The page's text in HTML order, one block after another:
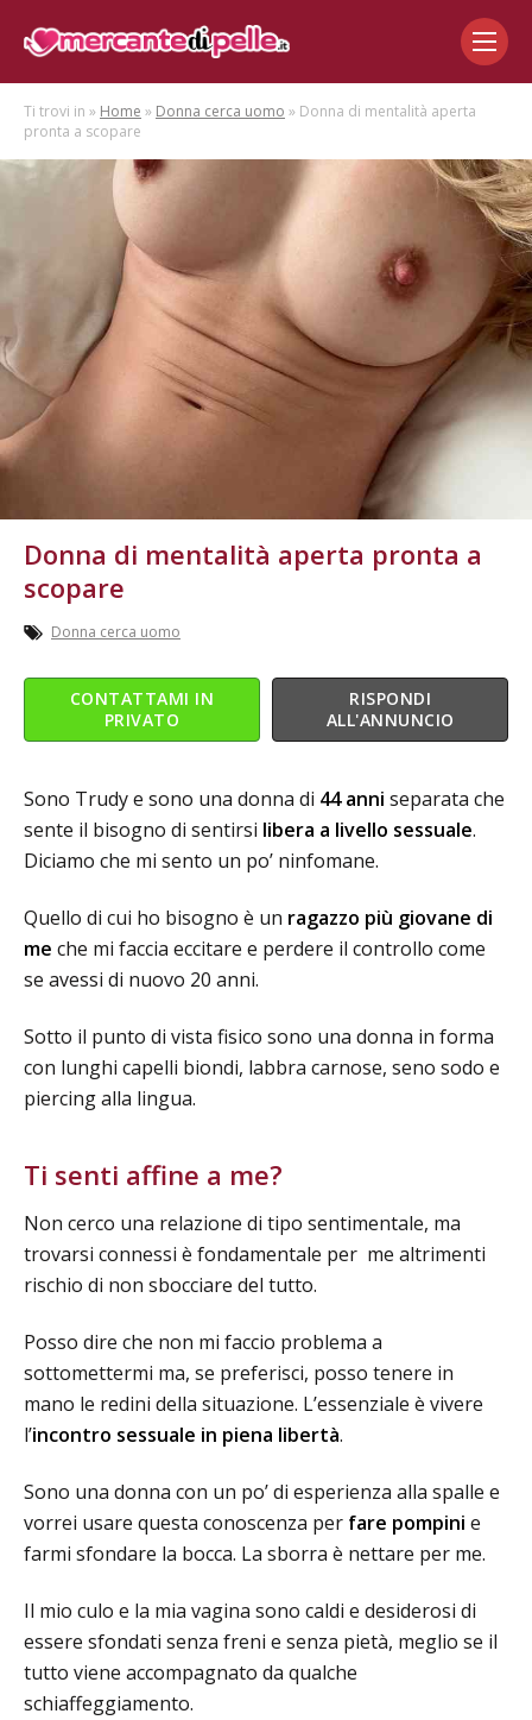
Ti trovi in » Home » Donna cerca uomo » Donna di mentalità aperta
pronta a scopare
Donna di mentalità aperta pronta a
scopare
Donna cerca uomo
CONTATTAMI IN
PRIVATO
RISPONDI
ALL'ANNUNCIO
Sono Trudy e sono una donna di 44 anni separata che
sente il bisogno di sentirsi libera a livello sessuale.
Diciamo che mi sento un po’ ninfomane.
Quello di cui ho bisogno è un ragazzo più giovane di
me che mi faccia eccitare e perdere il controllo come
se avessi di nuovo 20 anni.
Sotto il punto di vista fisico sono una donna in forma
con lunghi capelli biondi, labbra carnose, seno sodo e
piercing alla lingua.
Ti senti affine a me?
Non cerco una relazione di tipo sentimentale, ma
trovarsi connessi è fondamentale per me altrimenti
rischio di non sbocciare del tutto.
Posso dire che non mi faccio problema a
sottomettermi ma, se preferisci, posso tenere in
mano le redini della situazione. L’essenziale è vivere
l’incontro sessuale in piena libertà.
Sono una donna con un po’ di esperienza alla spalle e
vorrei usare questa conoscenza per fare pompini e
farmi sfondare la bocca. La sborra è nettare per me.
Il mio culo e la mia vagina sono caldi e desiderosi di
essere sfondati senza freni e senza pietà, meglio se il
tutto viene accompagnato da qualche
schiaffeggiamento.